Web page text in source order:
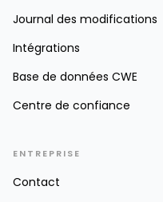
Journal des modifications
Intégrations
Base de données CWE
Centre de confiance
ENTREPRISE
Contact